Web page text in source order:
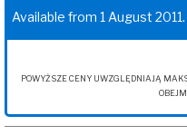
Available from 1 August 2011.
POWYŻSZE CENY UWZGLĘDNIAJĄ